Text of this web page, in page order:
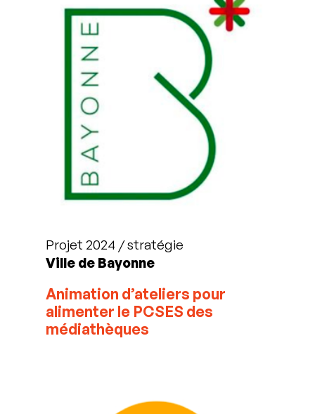
Projet 2024 / stratégie
Ville de Bayonne
Animation d’ateliers pour
alimenter le PCSES des
médiathèques